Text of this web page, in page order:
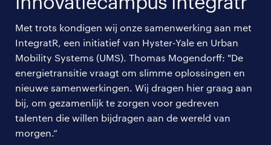
Met trots kondigen wij onze samenwerking aan met
IntegratR, een initiatief van Hyster-Yale en Urban
Mobility Systems (UMS). Thomas Mogendorff: "De
energietransitie vraagt om slimme oplossingen en
nieuwe samenwerkingen. Wij dragen hier graag aan
bij, om gezamenlijk te zorgen voor gedreven
talenten die willen bijdragen aan de wereld van
morgen.”